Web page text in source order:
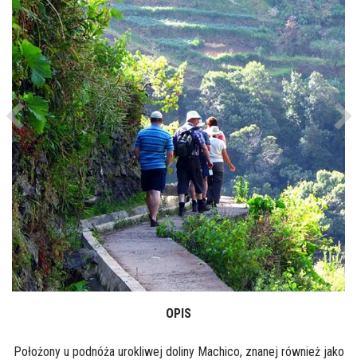
Previous
OPIS
Położony u podnóża urokliwej doliny Machico, znanej również jako